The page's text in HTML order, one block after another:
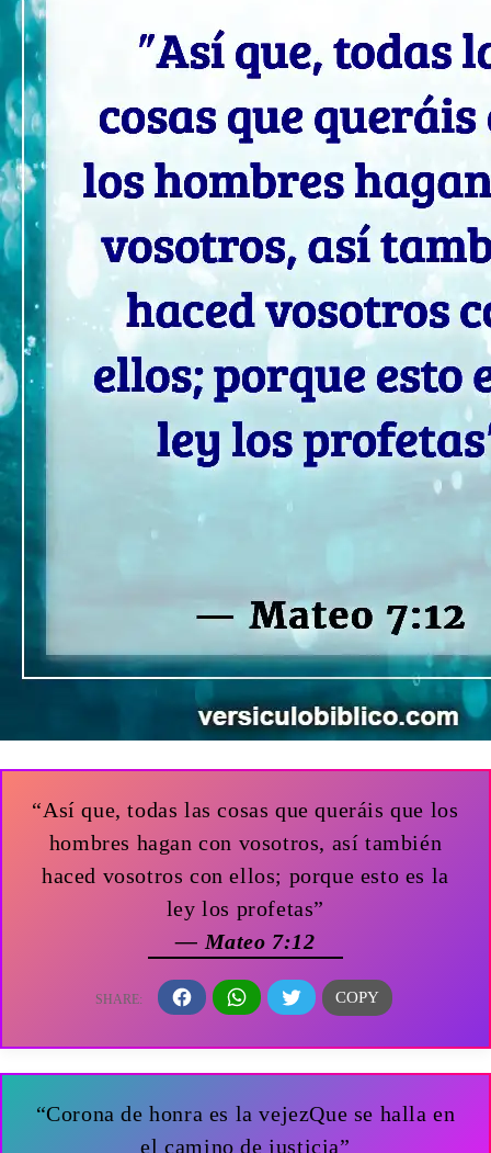
“Así que, todas las cosas que queráis que los
hombres hagan con vosotros, así también
haced vosotros con ellos; porque esto es la
ley los profetas”
— Mateo 7:12
“Corona de honra es la vejezQue se halla en
el camino de justicia”